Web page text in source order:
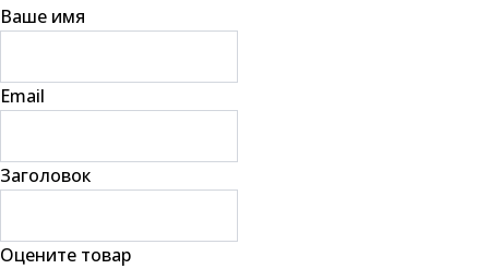
Ваше имя
Email
Заголовок
Оцените товар